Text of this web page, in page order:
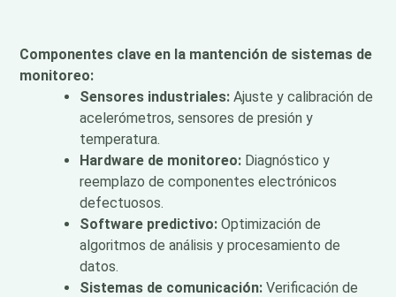
Componentes clave en la mantención de sistemas de
monitoreo:
Sensores industriales: Ajuste y calibración de
acelerómetros, sensores de presión y
temperatura.
Hardware de monitoreo: Diagnóstico y
reemplazo de componentes electrónicos
defectuosos.
Software predictivo: Optimización de
algoritmos de análisis y procesamiento de
datos.
Sistemas de comunicación: Verificación de